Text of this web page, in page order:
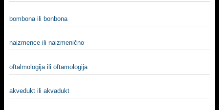
bombona ili bonbona
naizmence ili naizmenično
oftalmologija ili oftamologija
akvedukt ili akvadukt